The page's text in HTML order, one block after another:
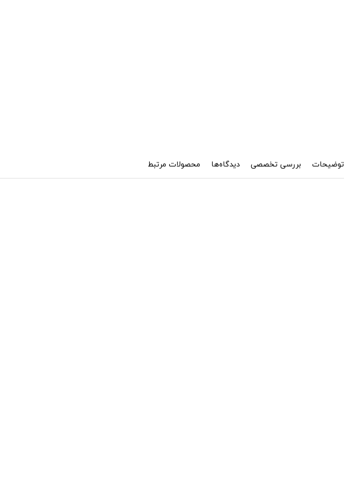
توضیحات بررسی تخصصی دیدگاه‌ها محصولات مرتبط